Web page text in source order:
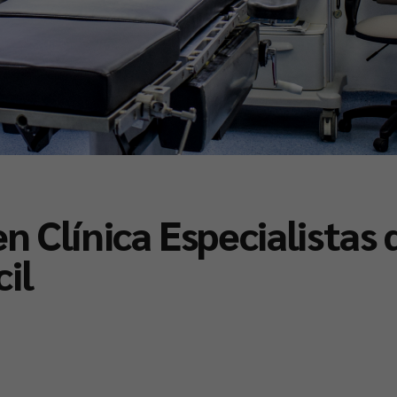
Clínica Especialistas